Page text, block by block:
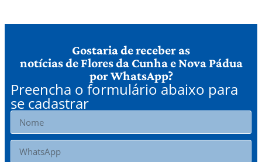
Gostaria de receber as
notícias de Flores da Cunha e Nova Pádua
por WhatsApp?
Preencha o formulário abaixo para
se cadastrar